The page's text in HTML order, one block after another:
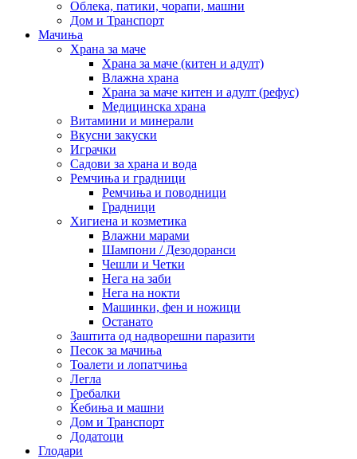
Облека, патики, чорапи, машни
Дом и Транспорт
Мачиња
Храна за маче
Храна за маче (китен и адулт)
Влажна храна
Храна за маче китен и адулт (рефус)
Медицинска храна
Витамини и минерали
Вкусни закуски
Играчки
Садови за храна и вода
Ремчиња и градници
Ремчиња и поводници
Градници
Хигиена и козметика
Влажни марами
Шампони / Дезодоранси
Чешли и Четки
Нега на заби
Нега на нокти
Машинки, фен и ножици
Останато
Заштита од надворешни паразити
Песок за мачиња
Тоалети и лопатчиња
Легла
Гребалки
Ќебиња и машни
Дом и Транспорт
Додатоци
Глодари